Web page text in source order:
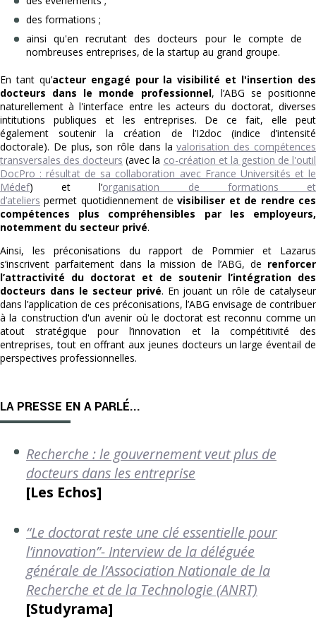
des formations ;
ainsi qu'en recrutant des docteurs pour le compte de
nombreuses entreprises, de la startup au grand groupe.
En tant qu’acteur engagé pour la visibilité et l'insertion des
docteurs dans le monde professionnel, l’ABG se positionne
naturellement à l'interface entre les acteurs du doctorat, diverses
intitutions publiques et les entreprises. De ce fait, elle peut
également soutenir la création de l’I2doc (indice d’intensité
doctorale). De plus, son rôle dans lavalorisation des compétences
transversales des docteurs (avec la co-création et la gestion de l'outil
DocPro : résultat de sa collaboration avec France Universités et le
Médef) et l’organisation de formations et
d’ateliers permet quotidiennement devisibiliser et de rendre ces
compétences plus compréhensibles par les employeurs,
notemment du secteur privé.
Ainsi, les préconisations du rapport de Pommier et Lazarus
s’inscrivent parfaitement dans la mission de l’ABG, de renforcer
l’attractivité du doctorat et de soutenir l’intégration des
docteurs dans le secteur privé. En jouant un rôle de catalyseur
dans l’application de ces préconisations, l’ABG envisage de contribuer
à la construction d'un avenir où le doctorat est reconnu comme un
atout stratégique pour l’innovation et la compétitivité des
entreprises, tout en offrant aux jeunes docteurs un large éventail de
perspectives professionnelles.
LA PRESSE EN A PARLÉ...
Recherche : le gouvernement veut plus de
docteurs dans les entreprise
[Les Echos]
“Le doctorat reste une clé essentielle pour
l’innovation”- Interview de la déléguée
générale de l’Association Nationale de la
Recherche et de la Technologie (ANRT)
[Studyrama]